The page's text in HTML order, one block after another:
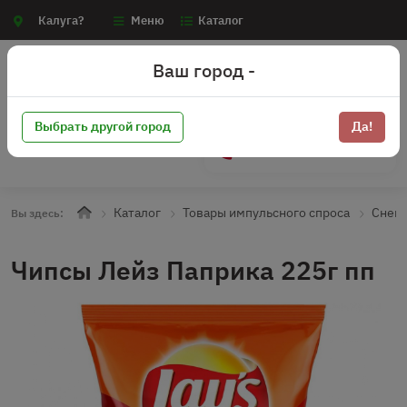
Калуга? Меню Каталог
Вы здесь: Каталог Товары импульсного спроса
Чипсы Лейз Паприка 225г пп
Ваш город -
Выбрать другой город Да!